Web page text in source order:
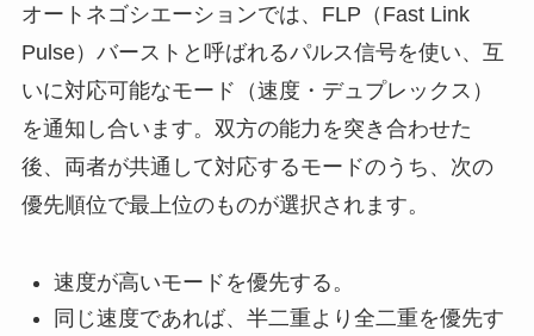
オートネゴシエーションでは、FLP（Fast Link
Pulse）バーストと呼ばれるパルス信号を使い、互
いに対応可能なモード（速度・デュプレックス）
を通知し合います。双方の能力を突き合わせた
後、両者が共通して対応するモードのうち、次の
優先順位で最上位のものが選択されます。
速度が高いモードを優先する。
同じ速度であれば、半二重より全二重を優先す